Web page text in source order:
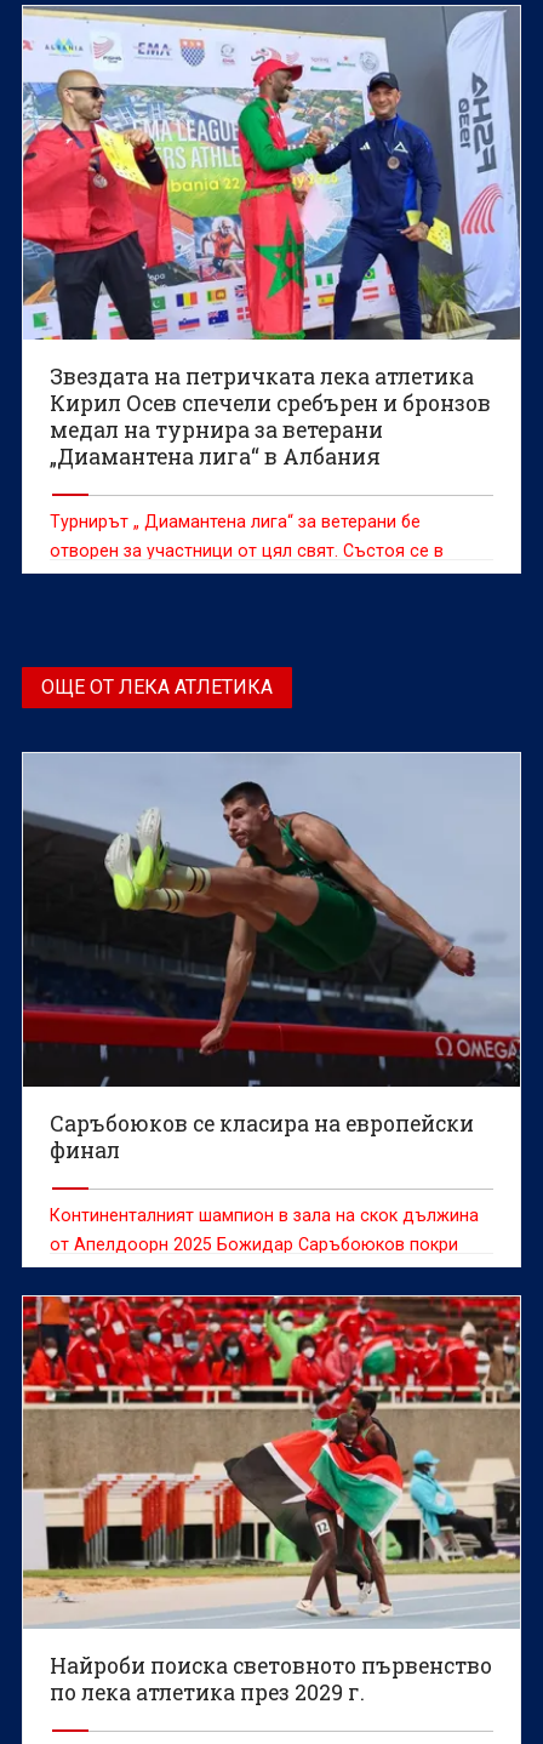
юноши и девойки до 20 години, което ще се
проведе през лятото в Юджийн (САЩ).
Звездата на петричката лека атлетика
Кирил Осев спечели сребърен и бронзов
медал на турнира за ветерани
„Диамантена лига“ в Албания
Турнирът „ Диамантена лига“ за ветерани бе
отворен за участници от цял свят. Състоя се в
Албания в град Шкодра от 21-ви до 24-ти май
ОЩЕ ОТ ЛЕКА АТЛЕТИКА
Саръбоюков се класира на европейски
финал
Континенталният шампион в зала на скок дължина
от Апелдоорн 2025 Божидар Саръбоюков покри
квалификационния норматив и се класира за
финала на скок дължина на Европейското
първенство по лека атлетика за мъже и жени в
английския град Бирмингам.
Найроби поиска световното първенство
по лека атлетика през 2029 г.